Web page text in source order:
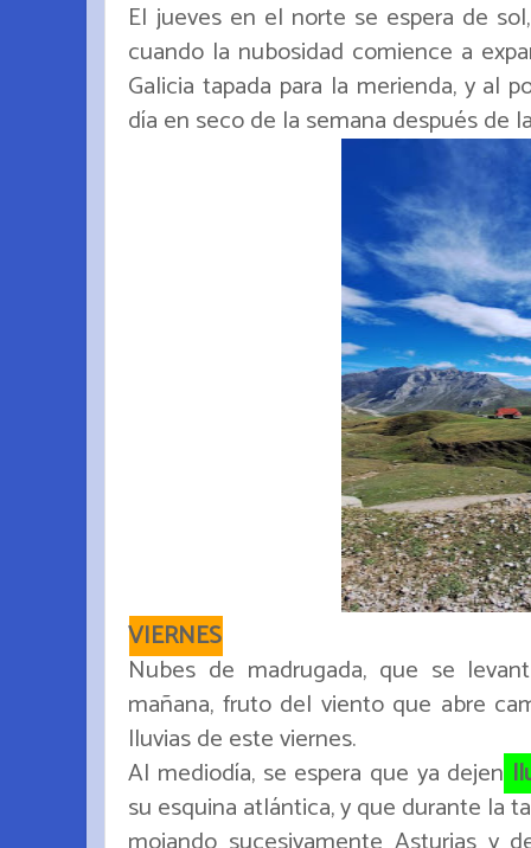
El jueves en el norte se espera de
cuando la nubosidad comience a
Galicia tapada para la merienda, y al
día en seco de la semana después de
VIERNES
Nubes de madrugada, que se
mañana, fruto del viento que abre
lluvias de este viernes.
Al mediodía, se espera que ya dejen
su esquina atlántica, y que durante la